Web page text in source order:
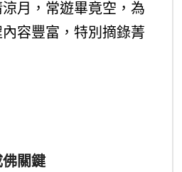
月，常遊畢竟空，為
容豐富，特別摘錄菁
關鍵